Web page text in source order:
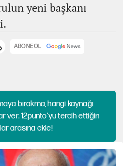
yeni başkanı
ABONE OL
bırakma, hangi kaynağı
ver. 12punto'yu tercih ettiğin
arasına ekle!